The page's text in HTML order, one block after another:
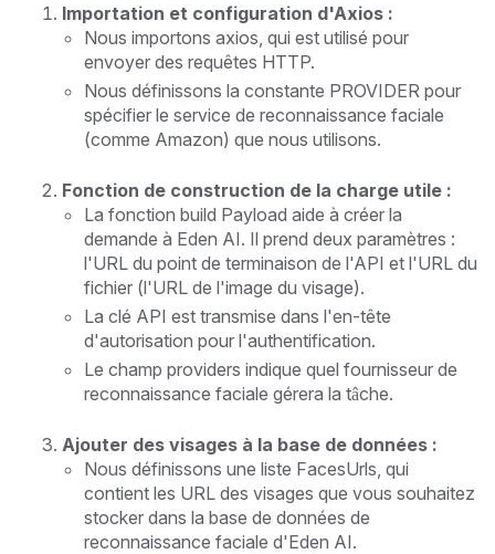
Importation et configuration d'Axios :
Nous importons axios, qui est utilisé pour
envoyer des requêtes HTTP.
Nous définissons la constante PROVIDER pour
spécifier le service de reconnaissance faciale
(comme Amazon) que nous utilisons.
Fonction de construction de la charge utile :
La fonction build Payload aide à créer la
demande à Eden AI. Il prend deux paramètres :
l'URL du point de terminaison de l'API et l'URL du
fichier (l'URL de l'image du visage).
La clé API est transmise dans l'en-tête
d'autorisation pour l'authentification.
Le champ providers indique quel fournisseur de
reconnaissance faciale gérera la tâche.
Ajouter des visages à la base de données :
Nous définissons une liste FacesUrls, qui
contient les URL des visages que vous souhaitez
stocker dans la base de données de
reconnaissance faciale d'Eden AI.